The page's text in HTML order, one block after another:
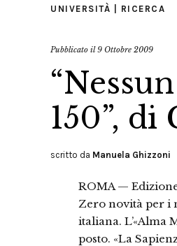
UNIVERSITÀ | RICERCA
Pubblicato il9 Ottobre 2009
150”,
scritto da Manuela Ghizzoni
ROMA —
Zero novità per i
italiana. L’«Alma
posto. «La